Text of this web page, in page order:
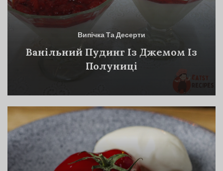
Випічка Та Десерти
Ванільний Пудинг Із Джемом Із
Полуниці